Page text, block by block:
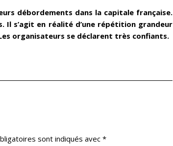
débordements dans la capitale française.
Il s’agit en réalité d’une répétition grandeur
organisateurs se déclarent très confiants.
sont indiqués avec*